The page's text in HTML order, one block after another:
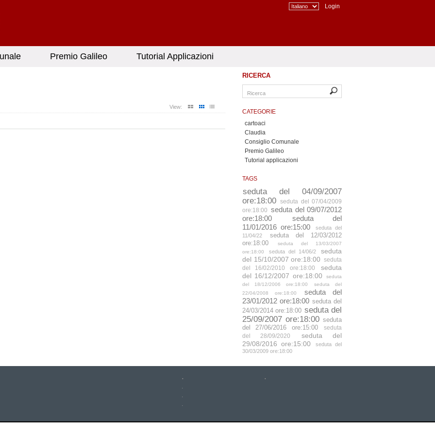
Login
Premio Galileo Tutorial Applicazioni
RICERCA
CATEGORIE
cartoaci
Claudia
Consiglio Comunale
Premio Galileo
Tutorial applicazioni
TAGS
seduta del 04/09/2007
ore:18:00 seduta del 07/04/2009
ore:18:00 seduta del 09/07/2012
ore:18:00
seduta del
11/01/2016 ore:15:00
seduta del
11/04/22
seduta del 12/03/2012
ore:18:00
seduta del 13/03/2007
ore:18:00
seduta del 14/06/2
seduta
del 15/10/2007 ore:18:00 seduta
del 16/02/2010 ore:18:00
seduta
del 16/12/2007 ore:18:00
seduta
del 18/12/2006 ore:18:00
seduta del
22/04/2008 ore:18:00
seduta del
23/01/2012 ore:18:00 seduta del
24/03/2014 ore:18:00 seduta del
25/09/2007 ore:18:00 seduta
del 27/06/2016 ore:15:00
seduta
del 28/09/2020
seduta del
29/08/2016 ore:15:00
seduta del
30/03/2009 ore:18:00
View:
.
.
.
.
.